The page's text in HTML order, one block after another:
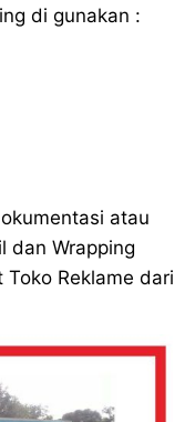
di gunakan :
atau
dan Wrapping
Reklame dari